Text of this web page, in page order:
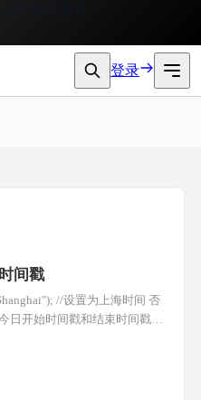
登录
间戳
//设置为上海时间 否
日开始时间戳和结束时间戳